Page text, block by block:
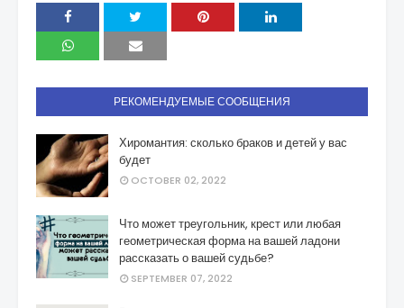
РЕКОМЕНДУЕМЫЕ СООБЩЕНИЯ
Хиромантия: сколько браков и детей у вас
будет
OCTOBER 02, 2022
Что может треугольник, крест или любая
геометрическая форма на вашей ладони
рассказать о вашей судьбе?
SEPTEMBER 07, 2022